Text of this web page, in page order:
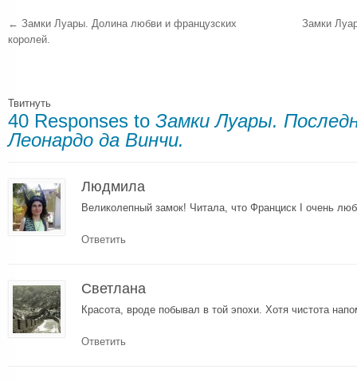
← Замки Луары. Долина любви и французских
королей.
Замки
Твитнуть
40 Responses to Замки Луары.
Леонардо да Винчи.
Людмила
Великолепный замок! Читала, что Франциск І очень
Ответить
Светлана
Красота, вроде побывал в той эпохи. Хотя чистота
Ответить